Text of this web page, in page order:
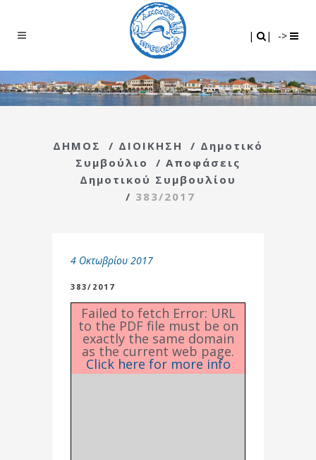
| | ->
ΔΗΜΟΣ / ΔΙΟΙΚΗΣΗ / Δημοτικό
Συμβούλιο
/ Αποφάσεις
Δημοτικού Συμβουλίου
/ 383/2017
4 Οκτωβρίου 2017
383/2017
Failed to fetch Error: URL
to the PDF file must be on
exactly the same domain
as the current web page.
Click here for more info